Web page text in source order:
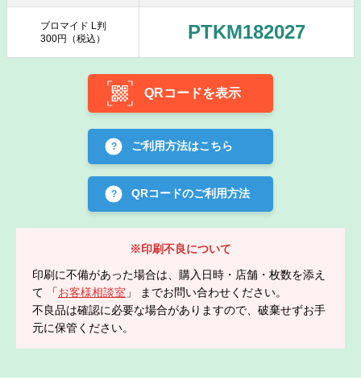
ブロマイド L判
300円（税込）
PTKM182027
QRコードを表示
ご利用方法はこちら
QRコードのご利用方法
※印刷不良について
印刷に不備があった場合は、購入日時・店舗・枚数を添え
て 「お客様相談室 」 までお問い合わせください。
不良品は確認に必要な場合がありますので、破棄せずお手
元に保管ください。